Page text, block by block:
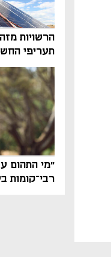
הרשויות
תעריפי
בסוף השנה
"מי התהום
רבי־קומות